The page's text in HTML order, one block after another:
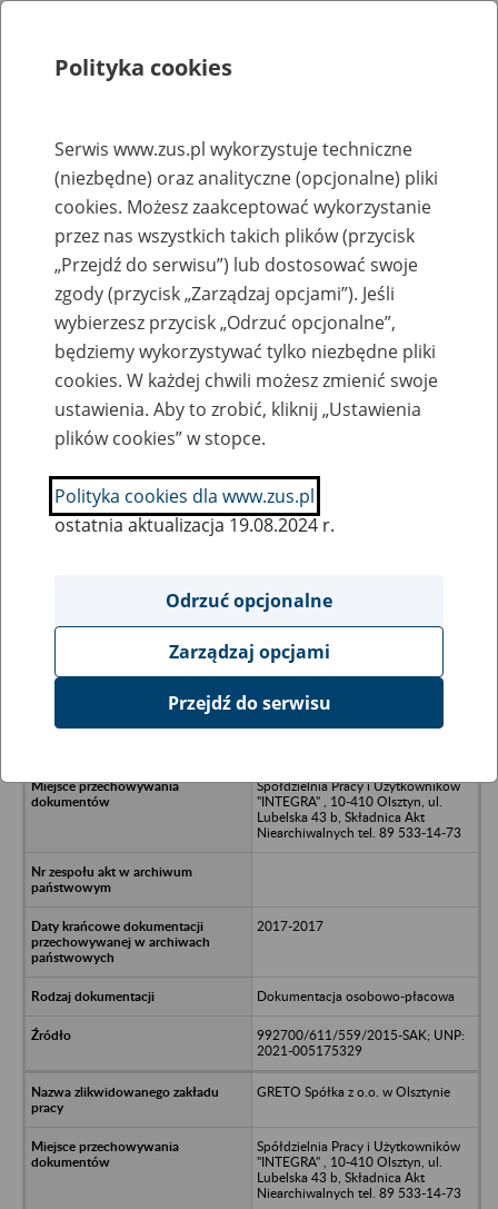
Rejestry, ewidencje i archiwa
Baza zlikwidowanych lub
przekształconych zakładów pracy
Nazwa zakładu pracy:
SZUKAJ
Ukryj wszystkie pozycje bazy
Iwona Beata, Albin w upadłości -
Spółdzielnia Pracy i Użytkowników
"INTEGRA" , 10-410 Olsztyn, ul.
Lubelska 43 b, Składnica Akt
Niearchiwalnych tel. 89 533-14-73
2017-2017
Dokumentacja osobowo-płacowa
992700/611/559/2015-SAK; UNP:
2021-005175329
GRETO Spółka z o.o. w Olsztynie
Spółdzielnia Pracy i Użytkowników
"INTEGRA" , 10-410 Olsztyn, ul.
Lubelska 43 b, Składnica Akt
Niearchiwalnych tel. 89 533-14-73
Polityka cookies
Serwis www.zus.pl wykorzystuje techniczne
(niezbędne) oraz analityczne (opcjonalne) pliki
cookies. Możesz zaakceptować wykorzystanie
przez nas wszystkich takich plików (przycisk
„Przejdź do serwisu”) lub dostosować swoje
zgody (przycisk „Zarządzaj opcjami”). Jeśli
wybierzesz przycisk „Odrzuć opcjonalne”,
będziemy wykorzystywać tylko niezbędne pliki
cookies. W każdej chwili możesz zmienić swoje
ustawienia. Aby to zrobić, kliknij „Ustawienia
plików cookies” w stopce.
Polityka cookies dla www.zus.pl
ostatnia aktualizacja 19.08.2024 r.
Odrzuć opcjonalne
Zarządzaj opcjami
Przejdź do serwisu